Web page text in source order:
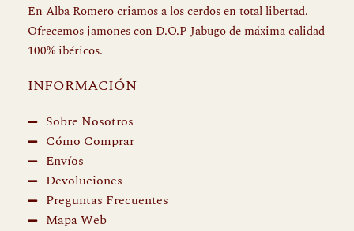
En Alba Romero criamos a los cerdos en total libertad.
Ofrecemos jamones con D.O.P Jabugo de máxima calidad
100% ibéricos.
INFORMACIÓN
Sobre Nosotros
Cómo Comprar
Envíos
Devoluciones
Preguntas Frecuentes
Mapa Web
o
k
-
f
r
a
m
r e